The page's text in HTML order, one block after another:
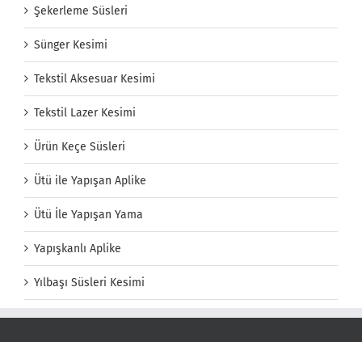
Şekerleme Süsleri
Sünger Kesimi
Tekstil Aksesuar Kesimi
Tekstil Lazer Kesimi
Ürün Keçe Süsleri
Ütü ile Yapışan Aplike
Ütü İle Yapışan Yama
Yapışkanlı Aplike
Yılbaşı Süsleri Kesimi